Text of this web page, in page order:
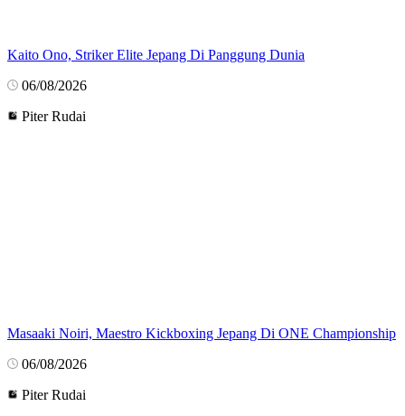
Kaito Ono, Striker Elite Jepang Di Panggung Dunia
06/08/2026
Piter Rudai
Masaaki Noiri, Maestro Kickboxing Jepang Di ONE Championship
06/08/2026
Piter Rudai